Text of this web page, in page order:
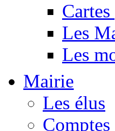
Les
Les
Mairie
Les élus